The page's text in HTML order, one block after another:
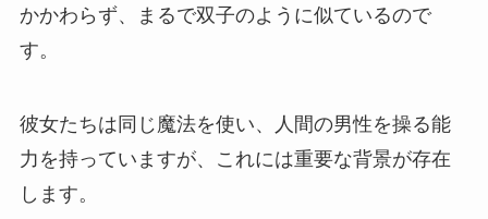
かかわらず、まるで双子のように似ているので
す。
彼女たちは同じ魔法を使い、人間の男性を操る能
力を持っていますが、これには重要な背景が存在
します。